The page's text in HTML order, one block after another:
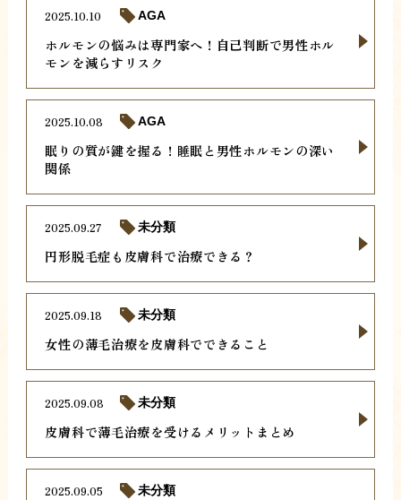
ホルモンの悩みは専門家へ！自己判断で男性ホル
モンを減らすリスク
2025.10.10 AGA
眠りの質が鍵を握る！睡眠と男性ホルモンの深い
関係
2025.10.08 AGA
円形脱毛症も皮膚科で治療できる？
2025.09.27 未分類
女性の薄毛治療を皮膚科でできること
2025.09.18 未分類
皮膚科で薄毛治療を受けるメリットまとめ
2025.09.08 未分類
2025.09.05 未分類